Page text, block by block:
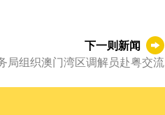
下一则新闻
局组织澳门湾区调解员赴粤交流